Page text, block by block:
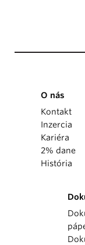
O nás
Kontakt
Inzercia
Kariéra
2% dane
História